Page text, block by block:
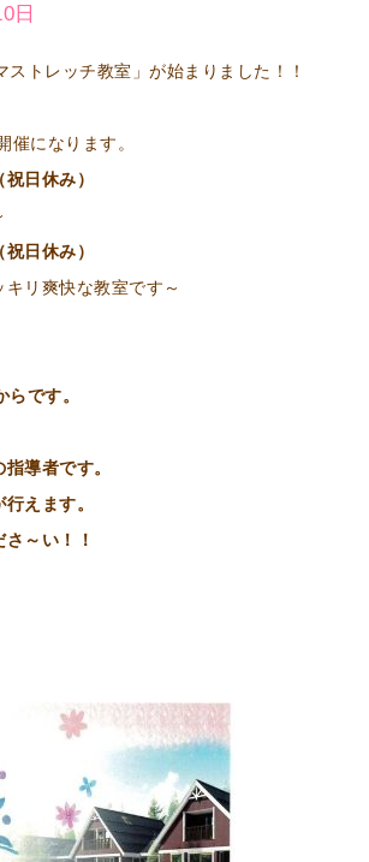
日
トレッチ教室」が始まりました！！
になります。
日休み）
日休み）
リ爽快な教室です～
です。
導者です。
えます。
～い！！